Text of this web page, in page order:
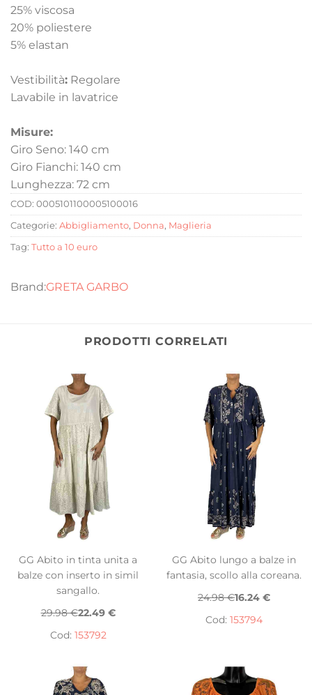
25% viscosa
20% poliestere
5% elastan
Vestibilità: Regolare
Lavabile in lavatrice
Misure:
Giro Seno: 140 cm
Giro Fianchi: 140 cm
Lunghezza: 72 cm
COD: 0005101100005100016
Categorie: Abbigliamento, Donna, Maglieria
Tag: Tutto a 10 euro
GRETA GARBO
PRODOTTI CORRELATI
GG Abito in tinta unita a
balze con inserto in simil
sangallo.
29.98 €22.49 €
Cod: 153792
GG Abito lungo a balze in
fantasia, scollo alla coreana.
24.98 €16.24 €
Cod: 153794